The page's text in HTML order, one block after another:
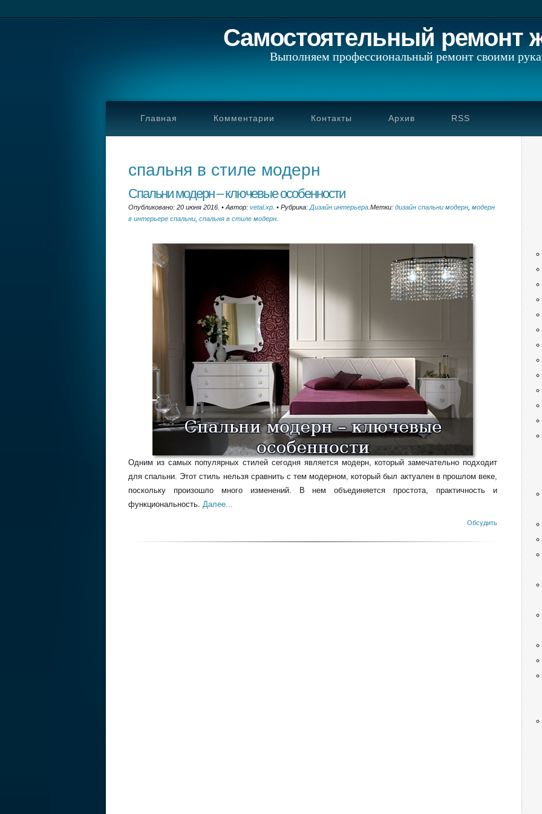
Самостоятельный ремонт
Выполняем профессиональный ремонт своими
Главная Комментарии Контакты Архив RSS
спальня в стиле модерн
Спальни модерн – ключевые особенности
Опубликовано: 20 июня 2016. • Автор: vetal.xp • Рубрика: Дизайн интерьера Метки: дизайн спальни модерн модерн
в интерьере спальни спальня в стиле модерн
Одним из самых популярных стилей сегодня является модерн, который замечательно подходит
для спальни. Этот стиль нельзя сравнить с тем модерном, который был актуален в прошлом веке,
поскольку произошло много изменений. В нем объединяется простота, практичность и
функциональность. Далее...
Обсудить